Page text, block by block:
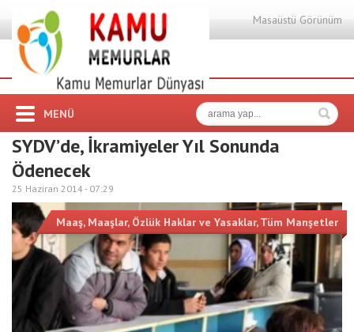
Masaüstü Görünüm
MENÜ
SYDV’de, İkramiyeler Yıl Sonunda
Ödenecek
25 Haziran 2014 - 07:29
Maaş, Maaşlar, Özlük Haklar ve Yasaklar,Tüm Manşetler